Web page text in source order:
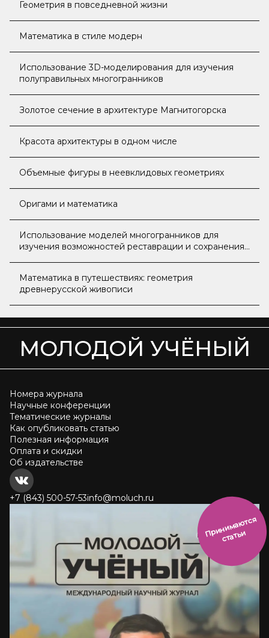
Геометрия в повседневной жизни
Математика в стиле модерн
Использование 3D-моделирования для изучения
полуправильных многогранников
Золотое сечение в архитектуре Магнитогорска
Красота архитектуры в одном числе
Объемные фигуры в неевклидовых геометриях
Оригами и математика
Использование моделей многогранников для
изучения возможностей реставрации и сохранения
Математика в путешествиях: геометрия
древнерусской живописи
МОЛОДОЙ УЧЁНЫЙ
Номера журнала
Научные конференции
Тематические журналы
Как опубликовать статью
Полезная информация
Оплата и скидки
Об издательстве
+7 (843) 500-57-53info@moluch.ru
П
р
и
н
и
м
а
ют
с
я
ст
ать
и